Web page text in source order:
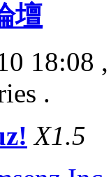
壇
18:08
.
X1.5